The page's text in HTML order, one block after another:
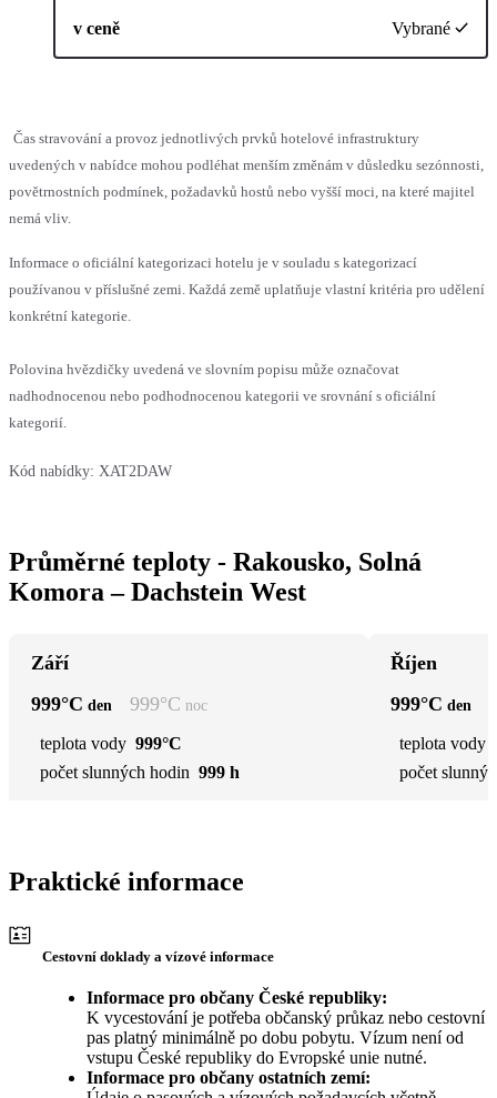
v ceně Vybrané
Čas stravování a provoz jednotlivých prvků hotelové infrastruktury
uvedených v nabídce mohou podléhat menším změnám v důsledku sezónnosti,
povětrnostních podmínek, požadavků hostů nebo vyšší moci, na které majitel
nemá vliv.
Informace o oficiální kategorizaci hotelu je v souladu s kategorizací
používanou v příslušné zemi. Každá země uplatňuje vlastní kritéria pro udělení
konkrétní kategorie.
Polovina hvězdičky uvedená ve slovním popisu může označovat
nadhodnocenou nebo podhodnocenou kategorii ve srovnání s oficiální
kategorií.
Kód nabídky: XAT2DAW
Průměrné teploty - Rakousko, Solná
Komora – Dachstein West
Září
999°C den 999°C noc
teplota vody 999°C
počet slunných hodin 999 h
Říjen
999°C den
teplota vody
počet
Praktické informace
Cestovní doklady a vízové informace
Informace pro občany České republiky:
K vycestování je potřeba občanský průkaz nebo cestovní
pas platný minimálně po dobu pobytu. Vízum není od
vstupu České republiky do Evropské unie nutné.
Informace pro občany ostatních zemí: